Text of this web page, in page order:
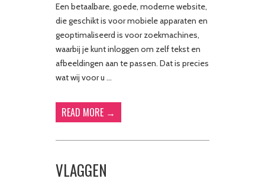
Een betaalbare, goede, moderne website,
die geschikt is voor mobiele apparaten en
geoptimaliseerd is voor zoekmachines,
waarbij je kunt inloggen om zelf tekst en
afbeeldingen aan te passen. Dat is precies
wat wij voor u …
READ MORE →
VLAGGEN